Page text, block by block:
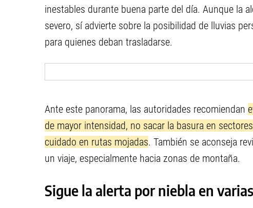
inestables durante buena parte del día. Aunque la
severo, sí advierte sobre la posibilidad de lluvias
para quienes deban trasladarse.
Ante este panorama, las autoridades recomiendan
de mayor intensidad, no sacar la basura en
cuidado en rutas mojadas. También se aconseja
un viaje, especialmente hacia zonas de montaña.
Sigue la alerta por niebla en